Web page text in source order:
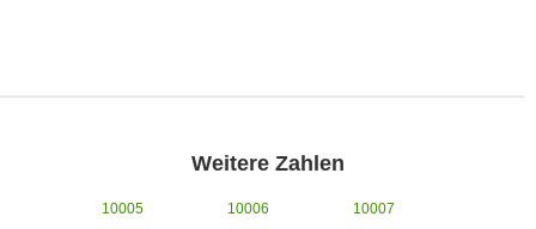
Weitere Zahlen
10005 10006
10007